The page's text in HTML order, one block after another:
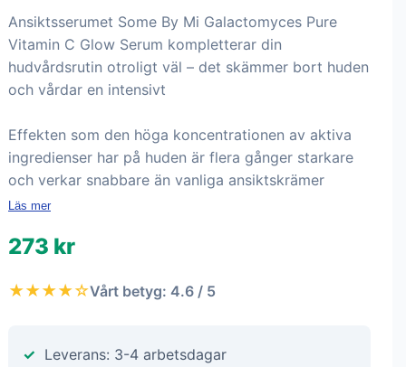
Ansiktsserumet Some By Mi Galactomyces Pure
Vitamin C Glow Serum kompletterar din
hudvårdsrutin otroligt väl – det skämmer bort huden
och vårdar en intensivt
Effekten som den höga koncentrationen av aktiva
ingredienser har på huden är flera gånger starkare
och verkar snabbare än vanliga ansiktskrämer
Läs mer
273 kr
★★★★☆Vårt betyg: 4.6 / 5
Leverans: 3-4 arbetsdagar